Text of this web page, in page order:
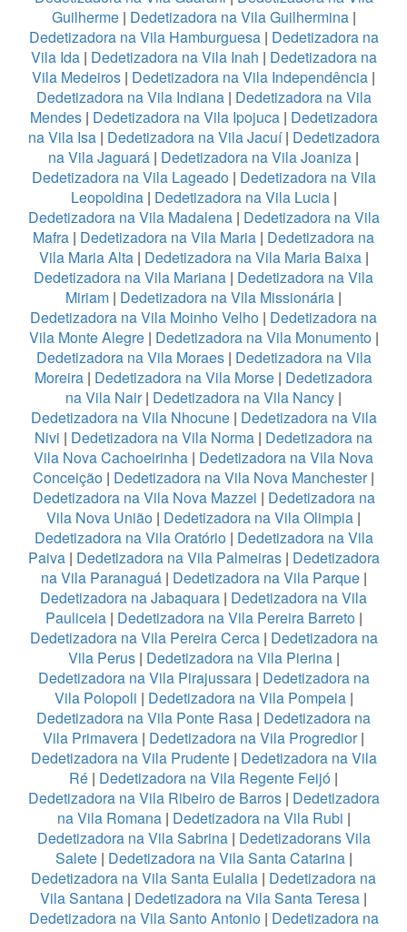
Guilherme| Dedetizadora na Vila Guilhermina|
Dedetizadora na Vila Hamburguesa| Dedetizadora na
Vila Ida| Dedetizadora na Vila Inah | Dedetizadora na
Vila Medeiros | Dedetizadora na Vila Independência |
Dedetizadora na Vila Indiana| Dedetizadora na Vila
Mendes| Dedetizadora na Vila Ipojuca| Dedetizadora
na Vila Isa| Dedetizadora na Vila Jacuí| Dedetizadora
na Vila Jaguará | Dedetizadora na Vila Joaniza |
Dedetizadora na Vila Lageado| Dedetizadora na Vila
Leopoldina| Dedetizadora na Vila Lucia|
Dedetizadora na Vila Madalena| Dedetizadora na Vila
Mafra | Dedetizadora na Vila Maria | Dedetizadora na
Vila Maria Alta| Dedetizadora na Vila Maria Baixa|
Dedetizadora na Vila Mariana | Dedetizadora na Vila
Miriam | Dedetizadora na Vila Missionária |
Dedetizadora na Vila Moinho Velho | Dedetizadora na
Vila Monte Alegre| Dedetizadora na Vila Monumento|
Dedetizadora na Vila Moraes| Dedetizadora na Vila
Moreira | Dedetizadora na Vila Morse | Dedetizadora
na Vila Nair| Dedetizadora na Vila Nancy |
Dedetizadora na Vila Nhocune| Dedetizadora na Vila
Nivi | Dedetizadora na Vila Norma | Dedetizadora na
Vila Nova Cachoeirinha | Dedetizadora na Vila Nova
Conceição | Dedetizadora na Vila Nova Manchester|
Dedetizadora na Vila Nova Mazzei | Dedetizadora na
Vila Nova União | Dedetizadora na Vila Olimpia |
Dedetizadora na Vila Oratório| Dedetizadora na Vila
Paiva| Dedetizadora na Vila Palmeiras| Dedetizadora
na Vila Paranaguá| Dedetizadora na Vila Parque|
Dedetizadora na Jabaquara | Dedetizadora na Vila
Pauliceia| Dedetizadora na Vila Pereira Barreto|
Dedetizadora na Vila Pereira Cerca| Dedetizadora na
Vila Perus| Dedetizadora na Vila Pierina|
Dedetizadora na Vila Pirajussara| Dedetizadora na
Vila Polopoli | Dedetizadora na Vila Pompeia|
Dedetizadora na Vila Ponte Rasa | Dedetizadora na
Vila Primavera | Dedetizadora na Vila Progredior|
Dedetizadora na Vila Prudente| Dedetizadora na Vila
Ré | Dedetizadora na Vila Regente Feijó |
Dedetizadora na Vila Ribeiro de Barros| Dedetizadora
na Vila Romana| Dedetizadora na Vila Rubi |
Dedetizadora na Vila Sabrina| Dedetizadorans Vila
Salete| Dedetizadora na Vila Santa Catarina|
Dedetizadora na Vila Santa Eulalia | Dedetizadora na
Vila Santana | Dedetizadora na Vila Santa Teresa |
Dedetizadora na Vila Santo Antonio| Dedetizadora na